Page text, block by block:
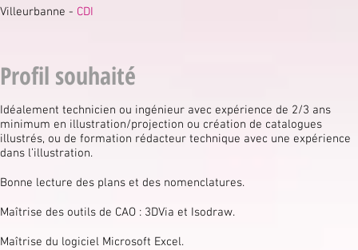
Villeurbanne - CDI
Profil souhaité
Idéalement technicien ou ingénieur avec expérience de 2/3 ans
minimum en illustration/projection ou création de catalogues
illustrés, ou de formation rédacteur technique avec une expérience
dans l’illustration.
Bonne lecture des plans et des nomenclatures.
Maîtrise des outils de CAO : 3DVia et Isodraw.
Maîtrise du logiciel Microsoft Excel.